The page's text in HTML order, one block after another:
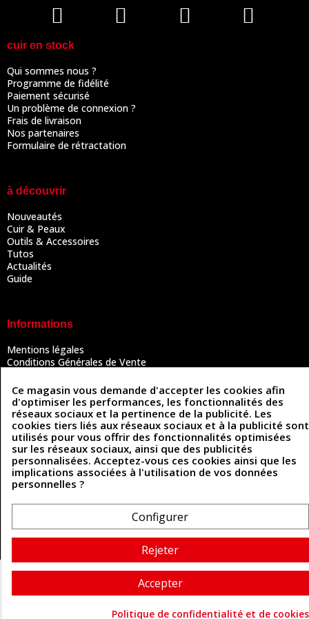
cuir en stock
Qui sommes nous ?
Programme de fidélité
Paiement sécurisé
Un problème de connexion ?
Frais de livraison
Nos partenaires
Formulaire de rétractation
à découvrir
Nouveautés
Cuir & Peaux
Outils & Accessoires
Tutos
Actualités
Guide
Informations
Mentions légales
Conditions Générales de Vente
Politique des cookies
Contactez-nous
Coordonnées
493 Chemin de Catougnac
81300 Graulhet
05 63 34 51 88
Cuirenstock © 2026 - Une création Quatrys 💙
Ce magasin vous demande d'accepter les cookies afin
d'optimiser les performances, les fonctionnalités des
réseaux sociaux et la pertinence de la publicité. Les
cookies tiers liés aux réseaux sociaux et à la publicité sont
utilisés pour vous offrir des fonctionnalités optimisées
sur les réseaux sociaux, ainsi que des publicités
personnalisées. Acceptez-vous ces cookies ainsi que les
implications associées à l'utilisation de vos données
personnelles ?
Configurer
Rejeter
Accepter
Politique de confidentialité et de cookies